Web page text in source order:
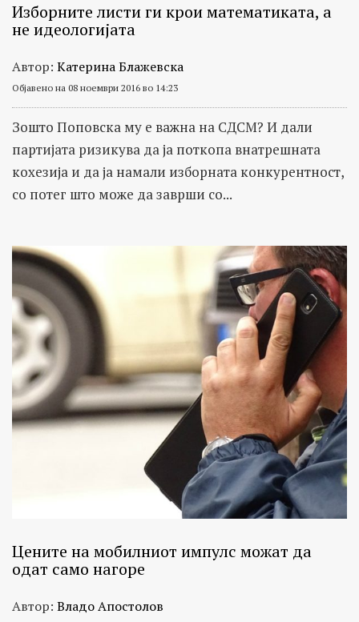
Изборните листи ги крои математиката, а
не идеологијата
Автор: Катерина Блажевска
Објавено на 08 ноември 2016 во 14:23
Зошто Поповска му е важна на СДСМ? И дали
партијата ризикува да ја поткопа внатрешната
кохезија и да ја намали изборната конкурентност,
со потег што може да заврши со...
Цените на мобилниот импулс можат да
одат само нагоре
Автор: Владо Апостолов